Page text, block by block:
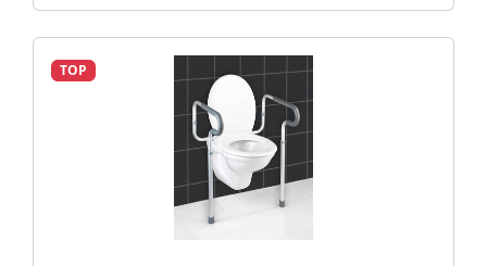
TOP